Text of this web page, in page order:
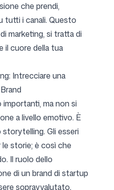
che prendi,
tutti i canali. Questo
marketing, si tratta di
il cuore della tua
Intrecciare una
ma non si
a livello emotivo. È
Gli esseri
storie; è così che
Il ruolo dello
di un brand di startup
sopravvalutato.